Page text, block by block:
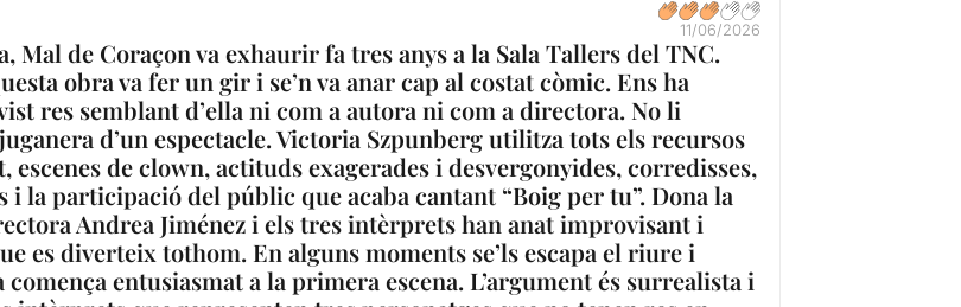
11/06/2026
Mal de Coraçon va exhaurir fa tres anys a la Sala Tallers del TNC.
obra va fer un gir i se’n va anar cap al costat còmic. Ens ha
res semblant d’ella ni com a autora ni com a directora. No li
d’un espectacle. Victoria Szpunberg utilitza tots els recursos
de clown, actituds exagerades i desvergonyides, corredisses,
i la participació del públic que acaba cantant “Boig per tu”. Dona la
Andrea Jiménez i els tres intèrprets han anat improvisant i
es diverteix tothom. En alguns moments se’ls escapa el riure i
entusiasmat a la primera escena. L’argument és surrealista i